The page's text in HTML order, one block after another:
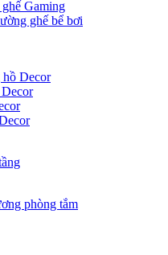
Gaming
ghế bể bơi
Decor
phòng tắm